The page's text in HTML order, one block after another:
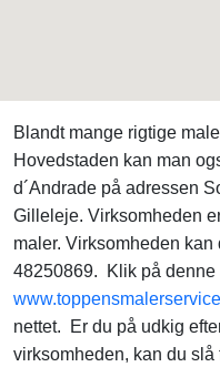
Blandt mange rigtige
Hovedstaden kan man
d´Andrade på adressen
Gilleleje. Virksomheden
maler. Virksomheden
48250869. Klik på denne
nettet. Er du på udkig
virksomheden, kan du